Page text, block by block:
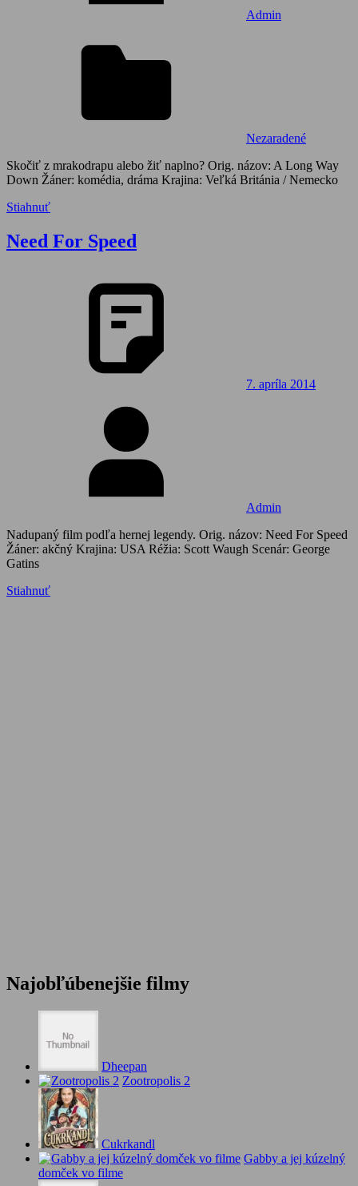
Admin
Nezaradené
Skočiť z mrakodrapu alebo žiť naplno? Orig. názov: A Long Way
Down Žáner: komédia, dráma Krajina: Veľká Británia / Nemecko
Stiahnuť
Need For Speed
7. apríla 2014
Admin
Nadupaný film podľa hernej legendy. Orig. názov: Need For Speed
Žáner: akčný Krajina: USA Réžia: Scott Waugh Scenár: George
Gatins
Stiahnuť
Najobľúbenejšie filmy
Dheepan
Zootropolis 2
Cukrkandl
Gabby a jej kúzelný
domček vo filme